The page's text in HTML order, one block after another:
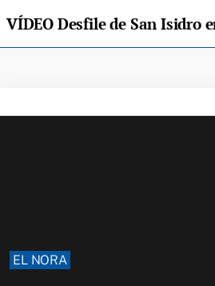
VÍDEO Desfile de San Isidro
EL NORA